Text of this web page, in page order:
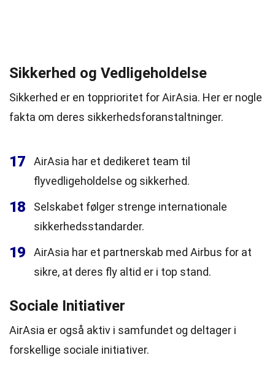
Sikkerhed og Vedligeholdelse
Sikkerhed er en topprioritet for AirAsia. Her er nogle
fakta om deres sikkerhedsforanstaltninger.
17
AirAsia har et dedikeret team til
flyvedligeholdelse og sikkerhed.
18
Selskabet følger strenge internationale
sikkerhedsstandarder.
19
AirAsia har et partnerskab med Airbus for at
sikre, at deres fly altid er i top stand.
Sociale Initiativer
AirAsia er også aktiv i samfundet og deltager i
forskellige sociale initiativer.